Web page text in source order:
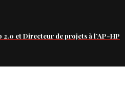
et Directeur de projets à l’AP-HP